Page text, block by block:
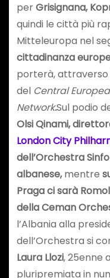
perGrisignana,
quindi le città più
Mitteleuropa nel
cittadinanza
porterà, attraverso
del Central
Network.Sul podio
Olsi Qinami,
London City
dell’Orchestra
albanese,mentre
Praga ci sarà
della Ceman
l’Albania alla
dell’Orchestra si
Laura Llozi, 25enne
pluripremiata in